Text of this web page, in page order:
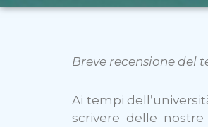
Breve recensione del
Ai tempi
scrivere delle